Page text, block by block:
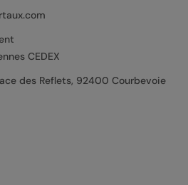
CEDEX
des Reflets, 92400 Courbevoie